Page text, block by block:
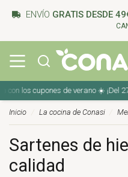
ENVÍO GRATIS DESDE
cupones de verano ☀️ ¡Del 27
Inicio La cocina de Conasi
Sartenes de
calidad